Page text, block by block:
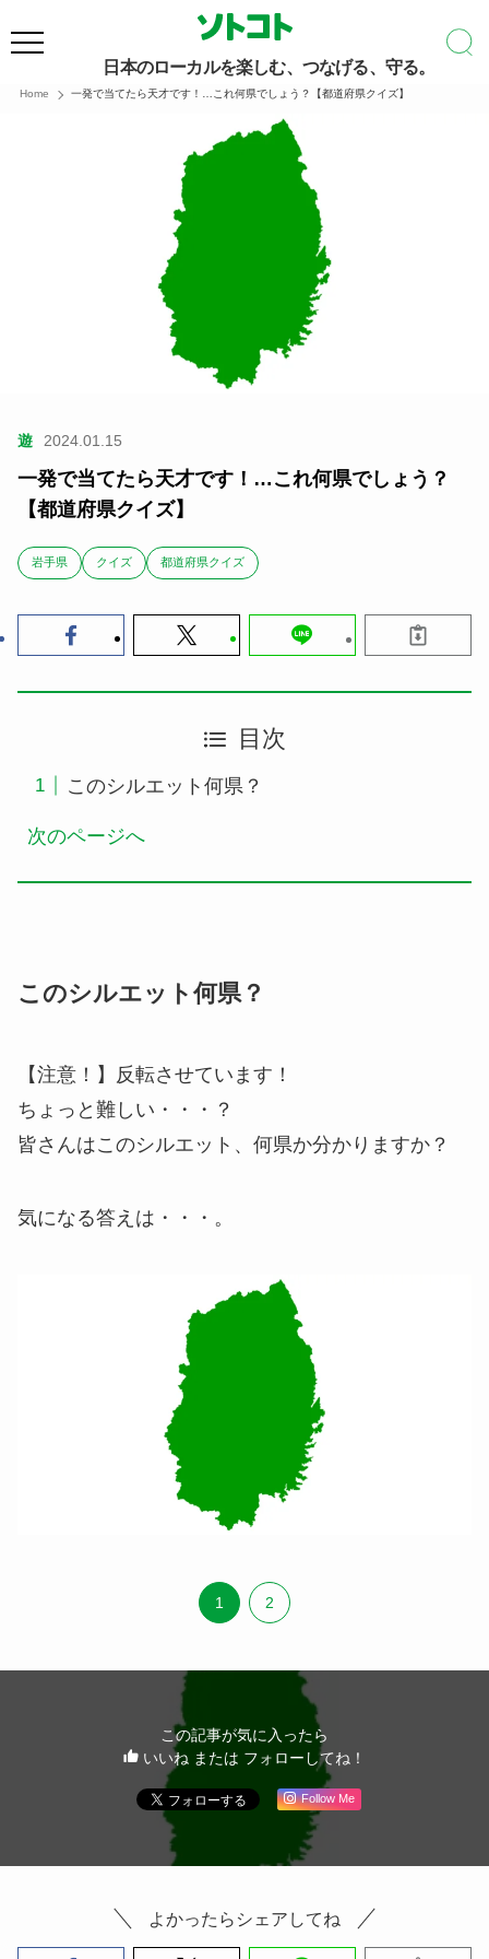
日本のローカルを楽しむ、つなげる、守る。
Home 一発で当てたら天才です！…これ何県でしょう？【都道府県クイズ】
遊 2024.01.15
一発で当てたら天才です！…これ何県でしょう？
【都道府県クイズ】
岩手県 クイズ 都道府県クイズ
目次
このシルエット何県？
次のページへ
このシルエット何県？
【注意！】反転させています！
ちょっと難しい・・・？
皆さんはこのシルエット、何県か分かりますか？
気になる答えは・・・。
1 2
この記事が気に入ったら
いいね または フォローしてね！
Follow Me
よかったらシェアしてね